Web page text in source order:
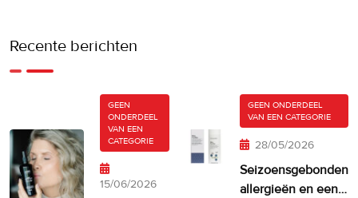
Recente berichten
GEEN
ONDERDEEL
VAN EEN
CATEGORIE
15/06/2026
GEEN ONDERDEEL
VAN EEN CATEGORIE
28/05/2026
Seizoensgebonden
allergieën en een